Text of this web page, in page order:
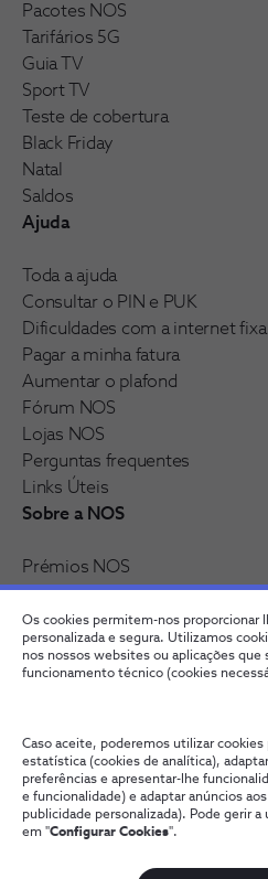
Os cookies permitem-nos proporcionar
personalizada e segura. Utilizamos
nos nossos websites ou aplicações que
funcionamento técnico (cookies
Caso aceite, poderemos utilizar cookies
estatística (cookies de analítica),
preferências e apresentar-lhe
e funcionalidade) e adaptar anúncios
publicidade personalizada). Pode gerir
em "Configurar Cookies".
Pacotes NOS
Tarifários 5G
Guia TV
Sport TV
Teste de cobertura
Black Friday
Natal
Saldos
Ajuda
Toda a ajuda
Consultar o PIN e PUK
Dificuldades com a internet fixa
Pagar a minha fatura
Aumentar o plafond
Fórum NOS
Lojas NOS
Perguntas frequentes
Links Úteis
Sobre a NOS
Prémios NOS
Reconhecimentos e distinções
Recrutamento
Fale connoscoPolítica de
Provedoria Cliente